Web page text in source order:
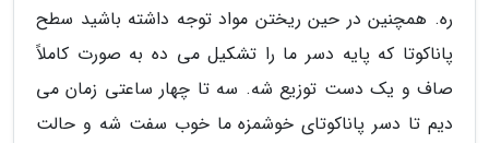
ره. همچنین در حین ریختن مواد توجه داشته باشید سطح
پاناکوتا که پایه دسر ما را تشکیل می ده به صورت کاملاً
صاف و یک دست توزیع شه. سه تا چهار ساعتی زمان می
دیم تا دسر پاناکوتای خوشمزه ما خوب سفت شه و حالت